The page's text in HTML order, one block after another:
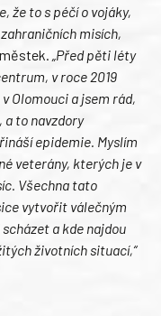
že to s péčí o vojáky,
misích,
„Před pěti léty
v roce 2019
Olomouci a jsem rád,
a to navzdory
epidemie. Myslím
veterány, kterých je v
Všechna tato
vytvořit válečným
a kde najdou
životních situací,“